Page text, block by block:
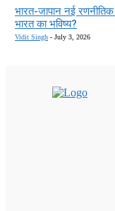
भारत-जापान नई
भारत का भविष्य?
Vidit Singh - July 3, 2026